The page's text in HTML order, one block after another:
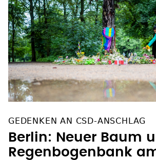
GEDENKEN AN CSD-ANSCHLAG
Berlin: Neuer Baum
Regenbogenbank